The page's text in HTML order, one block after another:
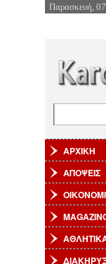
Παρασκευή,
ΑΡΧΙΚΗ
ΑΠΟΨΕΙΣ